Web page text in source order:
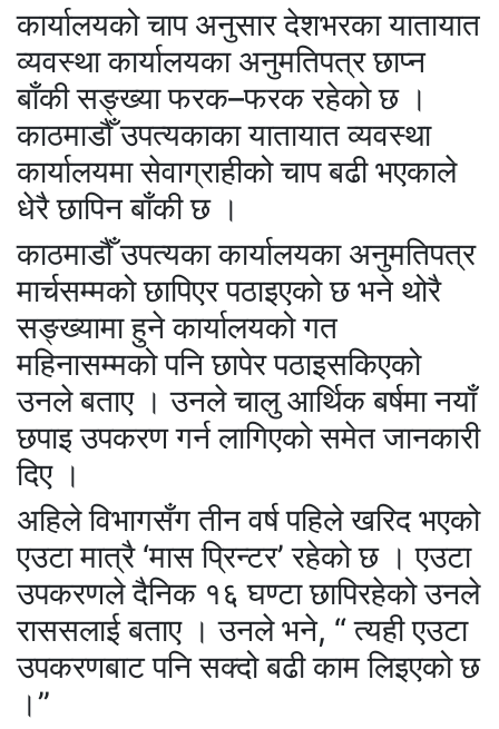
कार्यालयको चाप अनुसार देशभरका यातायात
व्यवस्था कार्यालयका अनुमतिपत्र छाप्न
बाँकी सङ्ख्या फरक–फरक रहेको छ ।
काठमाडौँ उपत्यकाका यातायात व्यवस्था
कार्यालयमा सेवाग्राहीको चाप बढी भएकाले
धेरै छापिन बाँकी छ ।
काठमाडौँ उपत्यका कार्यालयका अनुमतिपत्र
मार्चसम्मको छापिएर पठाइएको छ भने थोरै
सङ्ख्यामा हुने कार्यालयको गत
महिनासम्मको पनि छापेर पठाइसकिएको
उनले बताए । उनले चालु आर्थिक बर्षमा नयाँ
छपाइ उपकरण गर्न लागिएको समेत जानकारी
दिए ।
अहिले विभागसँग तीन वर्ष पहिले खरिद भएको
एउटा मात्रै ‘मास प्रिन्टर’ रहेको छ । एउटा
उपकरणले दैनिक १६ घण्टा छापिरहेको उनले
राससलाई बताए । उनले भने, “ त्यही एउटा
उपकरणबाट पनि सक्दो बढी काम लिइएको छ
।”